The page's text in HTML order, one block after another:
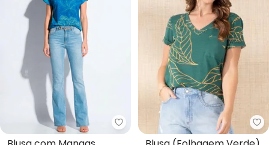
Quintess - Blusa com Mangas